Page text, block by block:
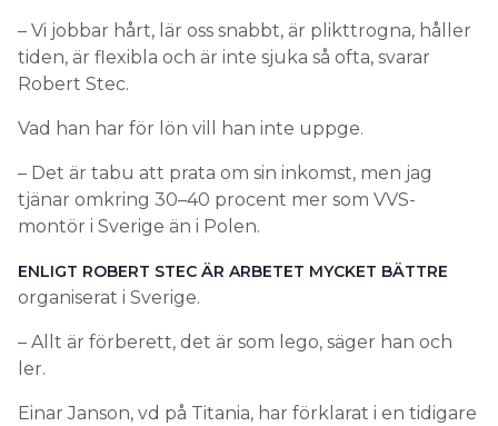
– Vi jobbar hårt, lär oss snabbt, är plikttrogna, håller
tiden, är flexibla och är inte sjuka så ofta, svarar
Robert Stec.
Vad han har för lön vill han inte uppge.
– Det är tabu att prata om sin inkomst, men jag
tjänar omkring 30–40 procent mer som VVS-
montör i Sverige än i Polen.
ENLIGT ROBERT STEC ÄR ARBETET MYCKET BÄTTRE
organiserat i Sverige.
– Allt är förberett, det är som lego, säger han och
ler.
Einar Janson, vd på Titania, har förklarat i en tidigare